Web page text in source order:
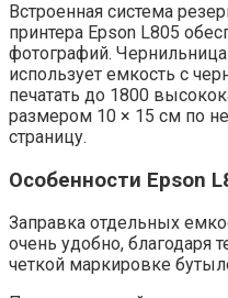
Встроенная система
принтера Epson L805
фотографий.
использует емкость с
печатать до 1800
размером 10 × 15 см по
страницу.
Особенности Epson
Заправка отдельных
очень удобно, благодаря
четкой маркировке